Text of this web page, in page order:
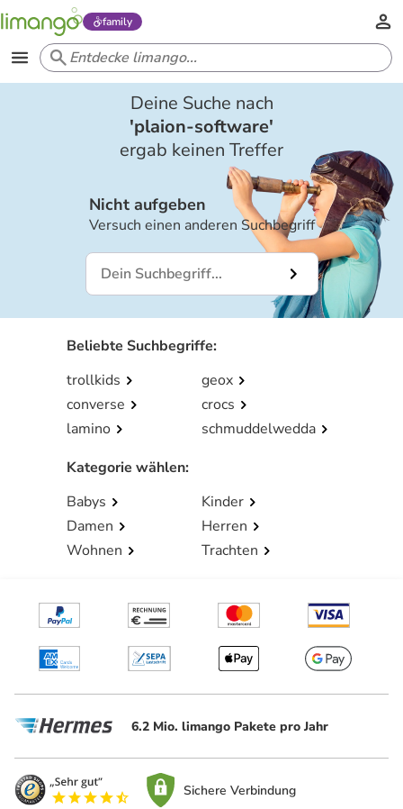
family
Deine Suche nach
'plaion-software'
ergab keinen Treffer
Nicht aufgeben
Versuch einen anderen Suchbegriff
Beliebte Suchbegriffe:
trollkids
geox
converse
crocs
lamino
schmuddelwedda
Kategorie wählen:
Babys
Kinder
Damen
Herren
Wohnen
Trachten
6.2 Mio. limango Pakete pro Jahr
Sichere Verbindung